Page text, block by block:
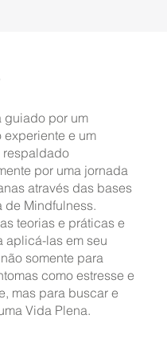
guiado por um
e um
respaldado
por uma jornada
através das bases
de Mindfulness.
teorias e práticas e
aplicá-las em seu
somente para
como estresse e
mas para buscar e
Vida Plena.